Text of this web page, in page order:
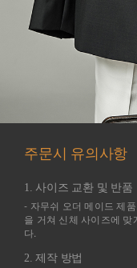
주문시 유의사항
1. 사이즈 교환 및 반품
- 자무쉬 오더 메이드 제
을 거쳐 신체 사이즈에 맞
다.
2. 제작 방법